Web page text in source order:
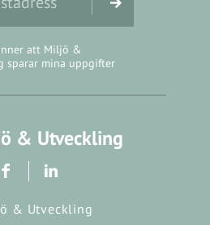
att Miljö &
sparar mina uppgifter
& Utveckling